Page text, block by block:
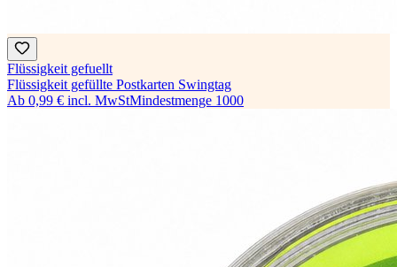
Flüssigkeit gefuellt
Flüssigkeit gefüllte Postkarten Swingtag
Ab 0,99 € incl. MwStMindestmenge 1000